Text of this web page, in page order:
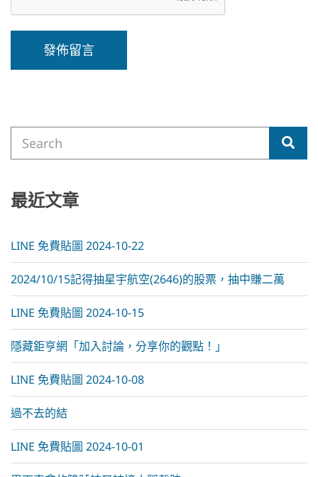
a
v
for:
最近文章
LINE 免費貼圖 2024-10-22
2024/10/15記得抽星宇航空(2646)的股票，抽中賺二萬
LINE 免費貼圖 2024-10-15
隱藏鉅亨網「加入討論，分享你的觀點！」
LINE 免費貼圖 2024-10-08
過不去的結
LINE 免費貼圖 2024-10-01